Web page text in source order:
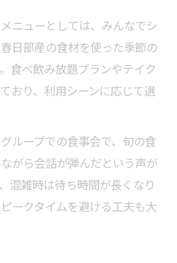
ニューとしては、みんなでシ
日部産の食材を使った季節の
食べ飲み放題プランやテイク
おり、利用シーンに応じて選
ループでの食事会で、旬の食
がら会話が弾んだという声が
混雑時は待ち時間が長くなり
ークタイムを避ける工夫も大